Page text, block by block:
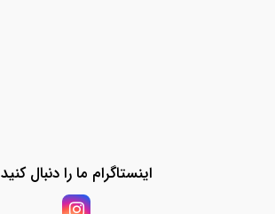
اینستاگرام ما را دنبال کنید